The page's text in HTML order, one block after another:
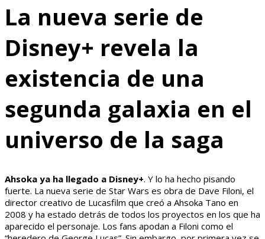
La nueva serie de
Disney+ revela la
existencia de una
segunda galaxia en el
universo de la saga
Ahsoka ya ha llegado a Disney+. Y lo ha hecho pisando
fuerte. La nueva serie de Star Wars es obra de Dave Filoni, el
director creativo de Lucasfilm que creó a Ahsoka Tano en
2008 y ha estado detrás de todos los proyectos en los que ha
aparecido el personaje. Los fans apodan a Filoni como el